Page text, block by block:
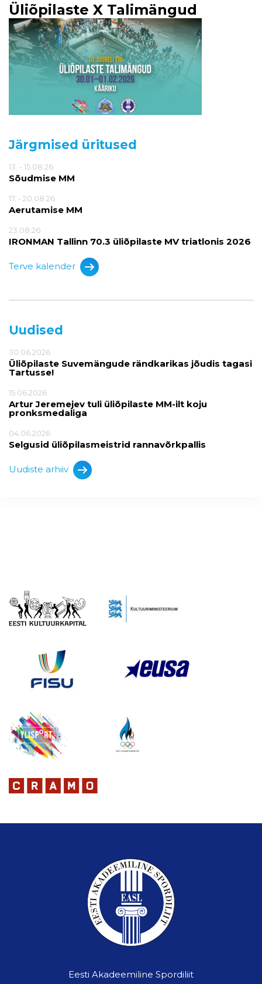
Üliõpilaste X Talimängud
Järgmised üritused
13. - 15.08.26
Sõudmise MM
17. - 20.08.26
Aerutamise MM
23.08.26
IRONMAN Tallinn 70.3 üliõpilaste MV triatlonis 2026
Terve kalender
Uudised
30.06.2026
Üliõpilaste Suvemängude rändkarikas jõudis tagasi
Tartusse!
15.06.2026
Artur Jeremejev tuli üliõpilaste MM-ilt koju
pronksmedaliga
04.06.2026
Selgusid üliõpilasmeistrid rannavõrkpallis
Uudiste arhiiv
Eesti Akadeemiline Spordiliit